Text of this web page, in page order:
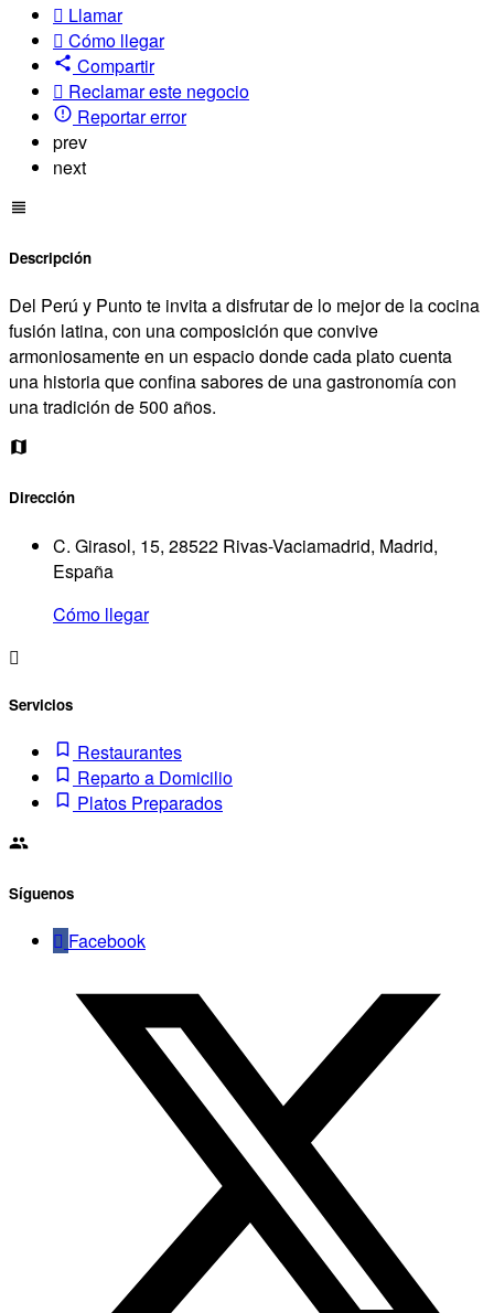
Llamar
Cómo llegar
Compartir
Reclamar este negocio
Reportar error
prev
next
Descripción
Del Perú y Punto te invita a disfrutar de lo mejor de la cocina
fusión latina, con una composición que convive
armoniosamente en un espacio donde cada plato cuenta
una historia que confina sabores de una gastronomía con
una tradición de 500 años.
Dirección
C. Girasol, 15, 28522 Rivas-Vaciamadrid, Madrid,
España
Cómo llegar
Servicios
Restaurantes
Reparto a Domicilio
Platos Preparados
Síguenos
Facebook